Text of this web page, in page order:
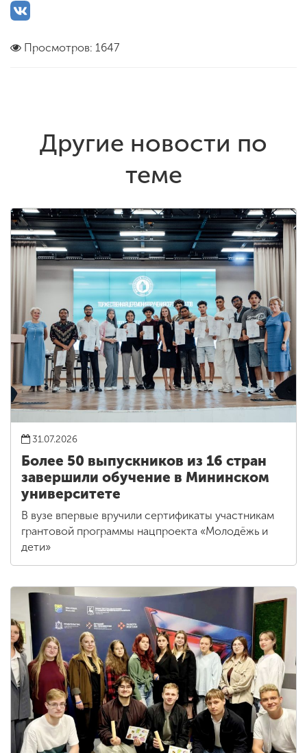
Просмотров: 1647
Другие новости по
теме
31.07.2026
Более 50 выпускников из 16 стран
завершили обучение в Мининском
университете
В вузе впервые вручили сертификаты участникам
грантовой программы нацпроекта «Молодёжь и
дети»